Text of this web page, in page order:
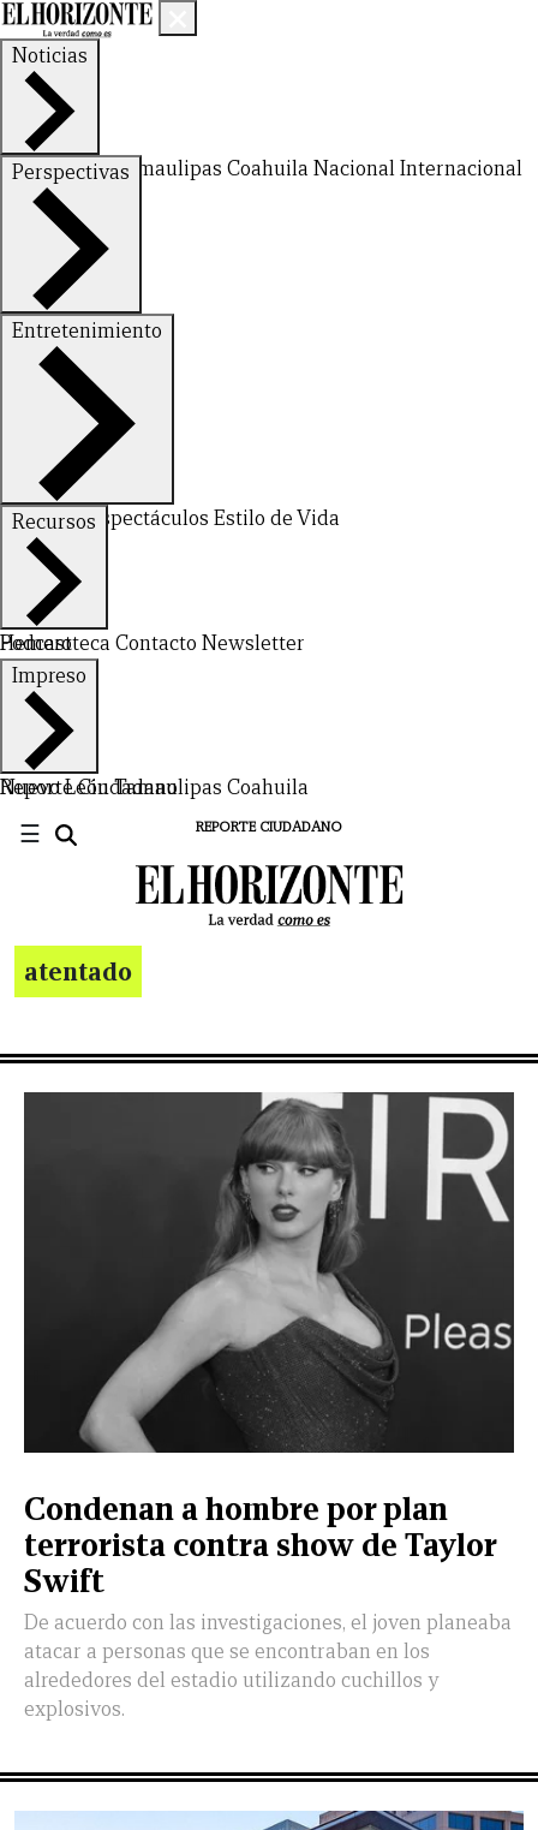
Noticias
Nuevo LeónTamaulipas Coahuila NacionalInternacional
Perspectivas
FinanzasOpinión
Entretenimiento
DeportesEspectáculos Estilo de Vida
Recursos
Hemeroteca Contacto Newsletter
Podcast
Impreso
Nuevo LeónTamaulipas Coahuila
Reporte Ciudadano
☰ REPORTE CIUDADANO
NUEVO
LEÓN
TAMAULIPAS
COAHUILA
NACIONAL
INTERNACIONAL
FINANZAS
OPINIÓN
DEPORTES
ESPECTÁCULOS
TENDENCIA
ESTILO
DE
VIDA
PODCAST
CONTACTO
NEWSLETTER
HEMEROTECA
SUPLEMENTOS
atentado
Condenan a hombre por plan
terrorista contra show de Taylor
Swift
De acuerdo con las investigaciones, el joven planeaba
atacar a personas que se encontraban en los
alrededores del estadio utilizando cuchillos y
explosivos.